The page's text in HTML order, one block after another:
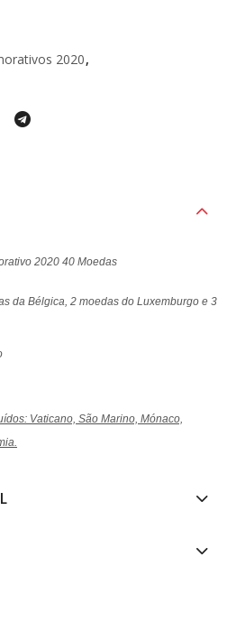
2020,
2020 40 Moedas
da Bélgica, 2 moedas do Luxemburgo e 3
Vaticano, São Marino, Mónaco,